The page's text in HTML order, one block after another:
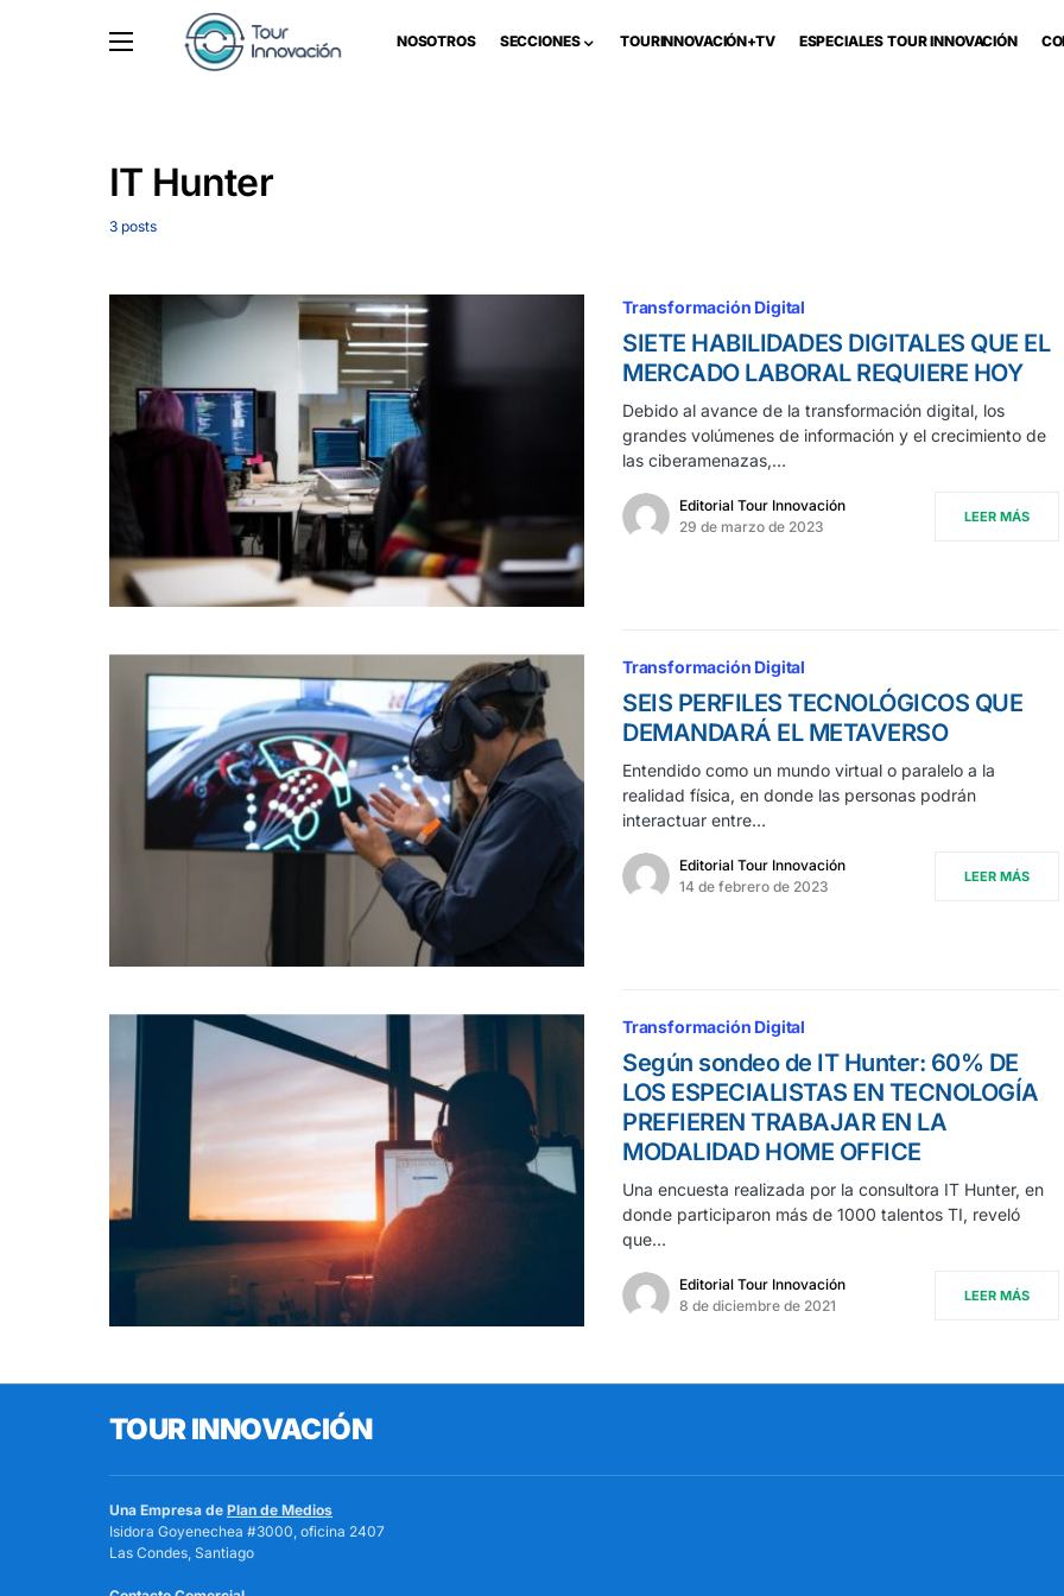
NOSOTROS SECCIONES TOURINNOVACIÓN+TV ESPECIALES TOUR INNOVACIÓN
IT Hunter
3 posts
Transformación Digital
SIETE HABILIDADES DIGITALES QUE EL
MERCADO LABORAL REQUIERE HOY
Debido al avance de la transformación digital, los
grandes volúmenes de información y el crecimiento de
las ciberamenazas,…
Editorial Tour Innovación
29 de marzo de 2023
LEER MÁS
Transformación Digital
SEIS PERFILES TECNOLÓGICOS QUE
DEMANDARÁ EL METAVERSO
Entendido como un mundo virtual o paralelo a la
realidad física, en donde las personas podrán
interactuar entre…
Editorial Tour Innovación
14 de febrero de 2023
LEER MÁS
Transformación Digital
Según sondeo de IT Hunter: 60% DE
LOS ESPECIALISTAS EN TECNOLOGÍA
PREFIEREN TRABAJAR EN LA
MODALIDAD HOME OFFICE
Una encuesta realizada por la consultora IT Hunter, en
donde participaron más de 1000 talentos TI, reveló
que…
Editorial Tour Innovación
8 de diciembre de 2021
LEER MÁS
TOUR INNOVACIÓN
Una Empresa de Plan de Medios
Isidora Goyenechea #3000, oficina 2407
Las Condes, Santiago